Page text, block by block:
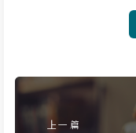
上一篇